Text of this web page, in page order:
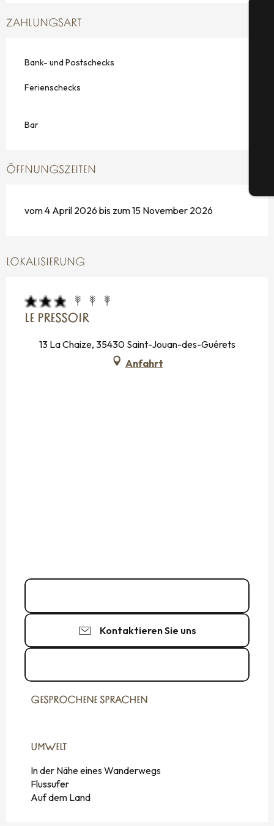
ZAHLUNGSART
Bank- und Postschecks
Ferienschecks
Bar
ÖFFNUNGSZEITEN
vom 4 April 2026 bis zum 15 November 2026
LOKALISIERUNG
LE PRESSOIR
13 La Chaize, 35430 Saint-Jouan-des-Guérets
Anfahrt
Kontaktieren Sie uns
GESPROCHENE SPRACHEN
GESPROCHENE SPRACHEN
UMWELT
UMWELT
In der Nähe eines Wanderwegs
Flussufer
Auf dem Land